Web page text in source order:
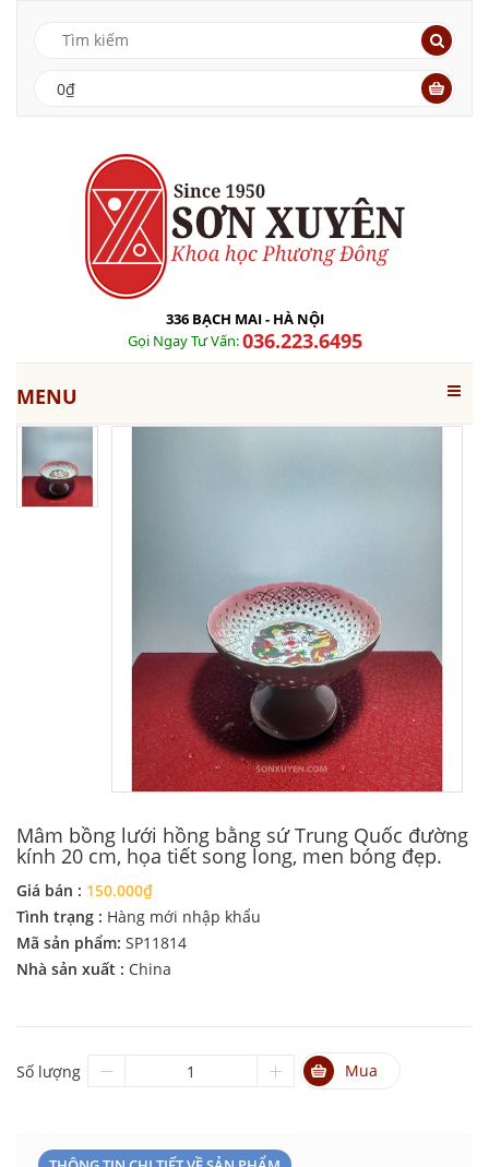
0₫
336 BẠCH MAI - HÀ NỘI
Gọi Ngay Tư Vấn:036.223.6495
MENU
Mâm bồng lưới hồng bằng sứ Trung Quốc đường
kính 20 cm, họa tiết song long, men bóng đẹp.
Giá bán : 150.000₫
Tình trạng : Hàng mới nhập khẩu
Mã sản phẩm: SP11814
Nhà sản xuất : China
Số lượng Mua